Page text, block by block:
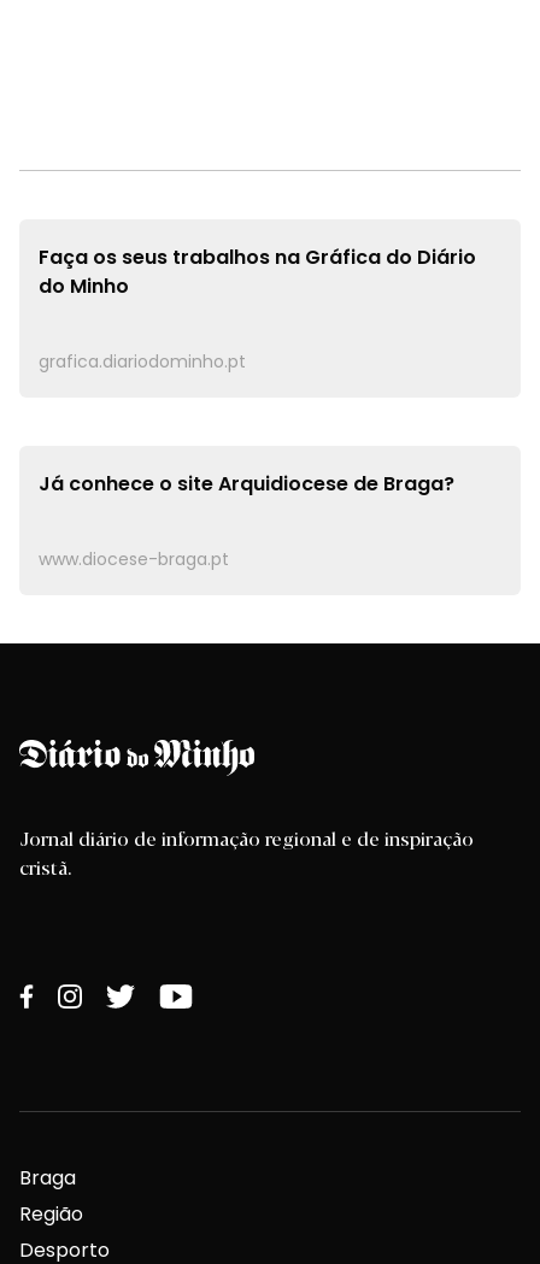
Faça os seus trabalhos na Gráfica do Diário
do Minho
grafica.diariodominho.pt
Já conhece o siteArquidiocese de Braga?
www.diocese-braga.pt
Jornal diário de informação regional e de inspiração
cristã.
Braga
Região
Desporto